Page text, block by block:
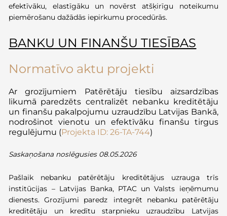
efektīvāku, elastīgāku un novērst atšķirīgu noteikumu
piemērošanu dažādās iepirkumu procedūrās.
BANKU UN FINANŠU TIESĪBAS
Normatīvo aktu projekti
Ar grozījumiem Patērētāju tiesību aizsardzības
likumā paredzēts centralizēt nebanku kreditētāju
un finanšu pakalpojumu uzraudzību Latvijas Bankā,
nodrošinot vienotu un efektīvāku finanšu tirgus
regulējumu (Projekta ID: 26-TA-744)
Saskaņošana noslēgusies 08.05.2026
Pašlaik nebanku patērētāju kreditētājus uzrauga trīs
institūcijas – Latvijas Banka, PTAC un Valsts ieņēmumu
dienests. Grozījumi paredz integrēt nebanku patērētāju
kreditētāju un kredītu starpnieku uzraudzību Latvijas